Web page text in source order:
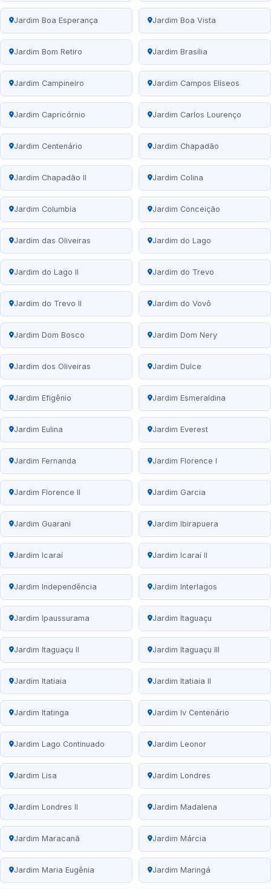
Jardim Boa Esperança Jardim Boa Vista
Jardim Bom Retiro Jardim Brasília
Jardim Campineiro Jardim Campos Elíseos
Jardim Capricórnio Jardim Carlos Lourenço
Jardim Centenário Jardim Chapadão
Jardim Chapadão II Jardim Colina
Jardim Columbia Jardim Conceição
Jardim das Oliveiras Jardim do Lago
Jardim do Lago II Jardim do Trevo
Jardim do Trevo II Jardim do Vovô
Jardim Dom Bosco Jardim Dom Nery
Jardim dos Oliveiras Jardim Dulce
Jardim Efigênio Jardim Esmeraldina
Jardim Eulina Jardim Everest
Jardim Fernanda Jardim Florence I
Jardim Florence II Jardim Garcia
Jardim Guarani Jardim Ibirapuera
Jardim Icaraí Jardim Icaraí II
Jardim Independência Jardim Interlagos
Jardim Ipaussurama Jardim Itaguaçu
Jardim Itaguaçu II Jardim Itaguaçu III
Jardim Itatiaia Jardim Itatiaia II
Jardim Itatinga Jardim Iv Centenário
Jardim Lago Continuado Jardim Leonor
Jardim Lisa Jardim Londres
Jardim Londres II Jardim Madalena
Jardim Maracanã Jardim Márcia
Jardim Maria Eugênia Jardim Maringá